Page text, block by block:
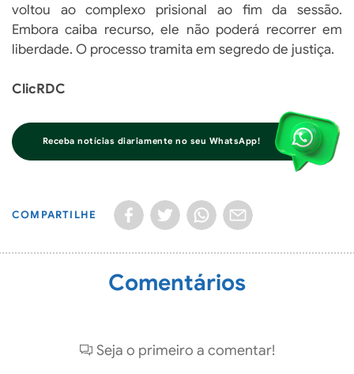
voltou ao complexo prisional ao fim da sessão.
Embora caiba recurso, ele não poderá recorrer em
liberdade. O processo tramita em segredo de justiça.
ClicRDC
Receba notícias diariamente no seu WhatsApp!
COMPARTILHE
Comentários
Seja o primeiro a comentar!